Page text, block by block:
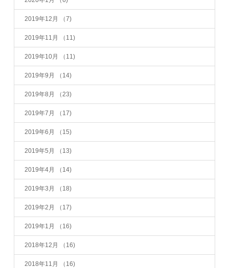
2019年12月 （7)
2019年11月 （11)
2019年10月 （11)
2019年9月 （14)
2019年8月 （23)
2019年7月 （17)
2019年6月 （15)
2019年5月 （13)
2019年4月 （14)
2019年3月 （18)
2019年2月 （17)
2019年1月 （16)
2018年12月 （16)
2018年11月 （16)